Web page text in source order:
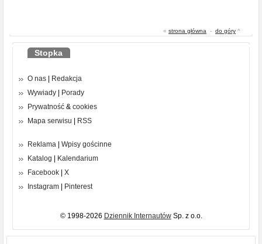
« strona główna - do góry ^
Stopka
O nas
Redakcja
Wywiady
Porady
Prywatność & cookies
Mapa serwisu
RSS
Reklama
Wpisy gościnne
Katalog
Kalendarium
Facebook
X
Instagram
Pinterest
© 1998-2026 Dziennik InternautówSp. z o.o.